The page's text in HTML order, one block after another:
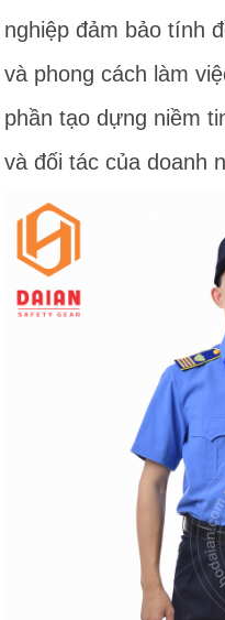
nghiệp đảm bảo tính
và phong cách làm
phần tạo dựng niềm
và đối tác của doanh